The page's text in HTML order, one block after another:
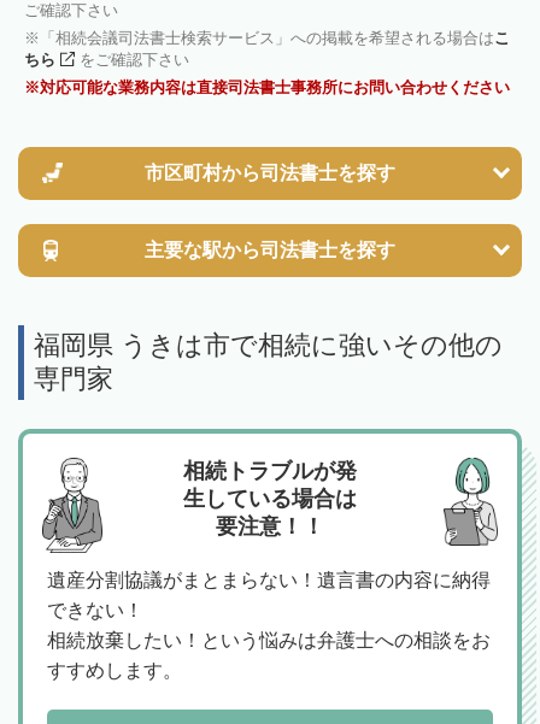
ご確認下さい
「相続会議司法書士検索サービス」への掲載を希望される場合はこ
ちら
をご確認下さい
対応可能な業務内容は直接司法書士事務所にお問い合わせください
市区町村から司法書士を探す
主要な駅から司法書士を探す
福岡県 うきは市で相続に強いその他の
専門家
相続トラブルが発
生している場合は
要注意！！
遺産分割協議がまとまらない！遺言書の内容に納得
できない！
相続放棄したい！という悩みは弁護士への相談をお
すすめします。